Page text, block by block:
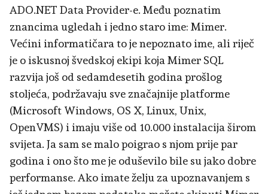
ADO.NET Data Provider-e. Među poznatim
znancima ugledah i jedno staro ime: Mimer.
Većini informatičara to je nepoznato ime, ali riječ
je o iskusnoj švedskoj ekipi koja Mimer SQL
razvija još od sedamdesetih godina prošlog
stoljeća, podržavaju sve značajnije platforme
(Microsoft Windows, OS X, Linux, Unix,
OpenVMS) i imaju više od 10.000 instalacija širom
svijeta. Ja sam se malo poigrao s njom prije par
godina i ono što me je oduševilo bile su jako dobre
performanse. Ako imate želju za upoznavanjem s